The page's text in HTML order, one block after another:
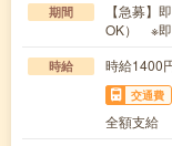
期間
【急募】
OK） ※即
時給 時給1400
交通費
全額支給